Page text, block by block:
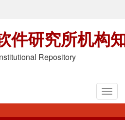
件研究所机构
Repository